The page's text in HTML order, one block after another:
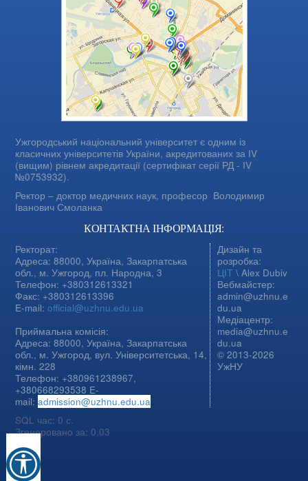
Ужгородський національний університет є одним із
класичних університетів України, акредитованих за IV
(вищим) рівнем акредитації (сертифікат серії РД - IV
№0753932).
Ректор – доктор медичних наук, професор Володимир
Іванович Смоланка
КОНТАКТНА ІНФОРМАЦІЯ:
Ректорат:
Адреса: 88000, Україна, Закарпатська
обл., м. Ужгород, пл. Народна, 3
Телефон: +380312613321
Факс: +380312613396
E-mail:official@uzhnu.edu.ua
Приймальна комісія:
Адреса: 88000, Україна, Закарпатська
обл., м. Ужгород, вул. Університетська, 14,
кімн. 228
Телефон: +380961238967,
+380668293538 E-
mail:admission@uzhnu.edu.ua
Дизайн та
розробка:
ЦІТ \ Alex Dubiv
Вебмайстер:
admin@uzhnu.e
du.ua
Медіацентр:
media@uzhnu.e
du.ua
© 2013-2026
УжНУ
SQL час: 0 с.
Згенеровано за: 0.03